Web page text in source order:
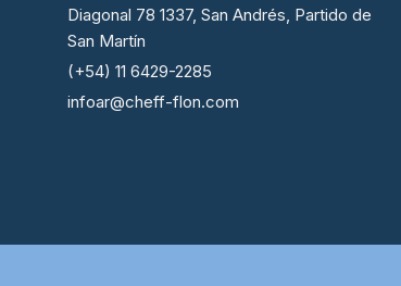
Diagonal 78 1337, San Andrés, Partido de
San Martín
(+54) 11 6429-2285
infoar@cheff-flon.com